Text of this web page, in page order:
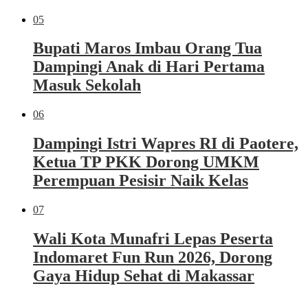
05
Bupati Maros Imbau Orang Tua
Dampingi Anak di Hari Pertama
Masuk Sekolah
06
Dampingi Istri Wapres RI di Paotere,
Ketua TP PKK Dorong UMKM
Perempuan Pesisir Naik Kelas
07
Wali Kota Munafri Lepas Peserta
Indomaret Fun Run 2026, Dorong
Gaya Hidup Sehat di Makassar